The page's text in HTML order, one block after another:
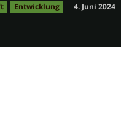
Entwicklung 4. Juni 2024